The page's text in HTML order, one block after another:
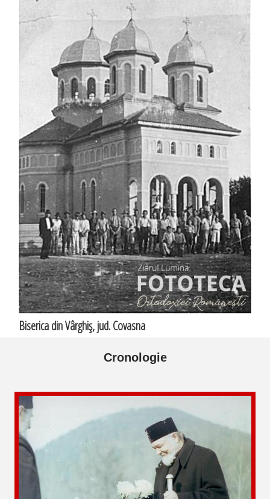
Biserica din Vârghiş, jud. Covasna
Cronologie